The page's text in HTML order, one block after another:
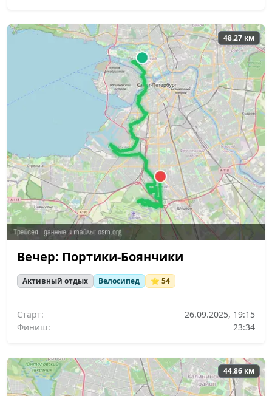
48.27 км
Вечер: Портики-Боянчики
Активный отдых Велосипед ⭐ 54
Старт:
26.09.2025, 19:15
Финиш:
23:34
44.86 км